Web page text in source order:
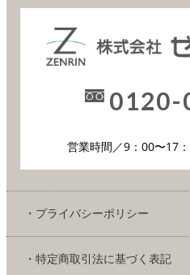
0120-
営業時間／9：00〜17
・プライバシーポリシー
・特定商取引法に基づく表記